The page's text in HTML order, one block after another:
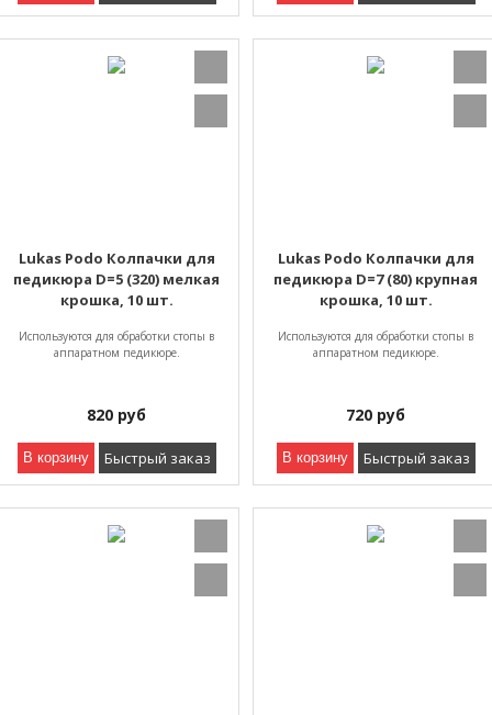
Lukas Podo Колпачки для
педикюра D=5 (320) мелкая
крошка, 10 шт.
Используются для обработки стопы в
аппаратном педикюре.
820 руб
В корзину Быстрый заказ
Lukas Podo Колпачки для
педикюра D=7 (80) крупная
крошка, 10 шт.
Используются для обработки стопы в
аппаратном педикюре.
720 руб
В корзину Быстрый заказ